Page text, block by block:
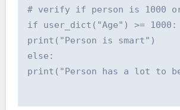
# verify if person is 1000
if user_dict("Age") >= 1000:
print("Person is smart")
else:
print("Person has a lot to